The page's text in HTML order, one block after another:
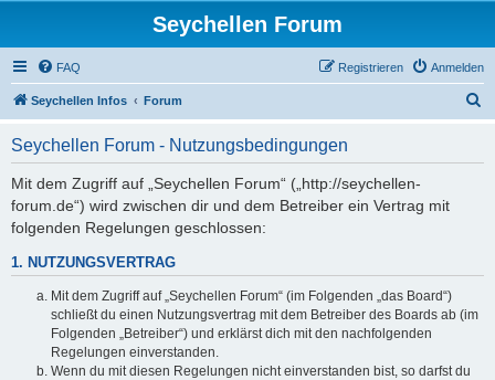
Seychellen Forum
FAQ Anmelden
Registrieren
Seychellen Infos Forum
Seychellen Forum - Nutzungsbedingungen
Mit dem Zugriff auf „Seychellen Forum“ („http://seychellen-
forum.de“) wird zwischen dir und dem Betreiber ein Vertrag mit
folgenden Regelungen geschlossen:
1. NUTZUNGSVERTRAG
Mit dem Zugriff auf „Seychellen Forum“ (im Folgenden „das Board“)
schließt du einen Nutzungsvertrag mit dem Betreiber des Boards ab (im
Folgenden „Betreiber“) und erklärst dich mit den nachfolgenden
Regelungen einverstanden.
Wenn du mit diesen Regelungen nicht einverstanden bist, so darfst du